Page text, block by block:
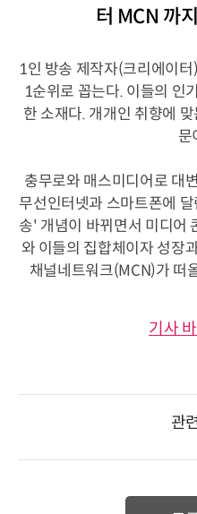
터 MCN 까
1인 방송 제작자(크리에이
1순위로 꼽는다. 이들의 인
한 소재다. 개개인 취향에
문
충무로와 매스미디어로 대
무선인터넷과 스마트폰에
송' 개념이 바뀌면서 미디어
와 이들의 집합체이자 성장
채널네트워크(MCN)가 떠
기사
관